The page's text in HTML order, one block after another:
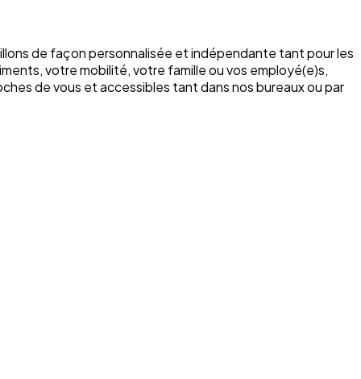
de façon personnalisée et indépendante tant pour les
votre mobilité, votre famille ou vos employé(e)s,
de vous et accessibles tant dans nos bureaux ou par